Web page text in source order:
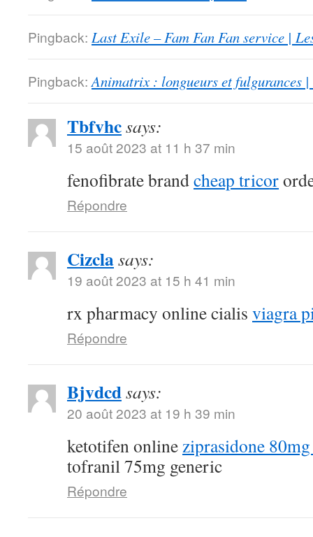
Pingback: Last Exile – Fam Fan Fan service |
Pingback: Animatrix : longueurs et fulgurances |
Tbfvhcsays:
15 août 2023 at 11 h 37 min
fenofibrate brandcheap tricor
Répondre
Cizclasays:
19 août 2023 at 15 h 41 min
rx pharmacy online cialis viagra
Répondre
Bjvdcdsays:
20 août 2023 at 19 h 39 min
ketotifen onlineziprasidone
tofranil 75mg generic
Répondre